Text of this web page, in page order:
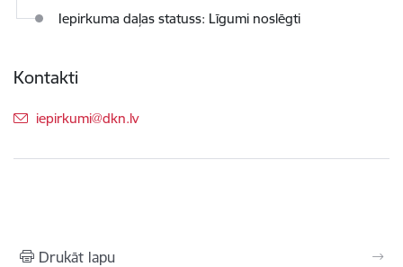
Iepirkuma daļas statuss: Līgumi noslēgti
Kontakti
E-pasts:
iepirkumi@dkn.lv
Drukāt lapu